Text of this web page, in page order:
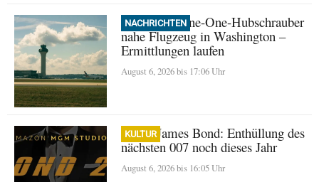
NACHRICHTEN
Trump: Marine-One-Hubschrauber
nahe Flugzeug in Washington –
Ermittlungen laufen
August 6, 2026 bis 17:06 Uhr
KULTUR
Neuer James Bond: Enthüllung des
nächsten 007 noch dieses Jahr
August 6, 2026 bis 16:05 Uhr